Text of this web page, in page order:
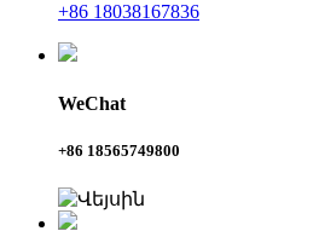
+86 18038167836
WeChat
+86 18565749800